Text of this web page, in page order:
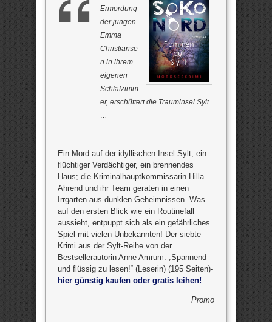
Ermordung
der jungen
Emma
Christianse
n in ihrem
eigenen
Schlafzimm
er, erschüttert die Trauminsel Sylt
…
Ein Mord auf der idyllischen Insel Sylt, ein
flüchtiger Verdächtiger, ein brennendes
Haus; die Kriminalhauptkommissarin Hilla
Ahrend und ihr Team geraten in einen
Irrgarten aus dunklen Geheimnissen. Was
auf den ersten Blick wie ein Routinefall
aussieht, entpuppt sich als ein gefährliches
Spiel mit vielen Unbekannten! Der siebte
Krimi aus der Sylt-Reihe von der
Bestsellerautorin Anne Amrum. „Spannend
und flüssig zu lesen!“ (Leserin) (195 Seiten)-
hier günstig kaufen oder gratis leihen!
Promo